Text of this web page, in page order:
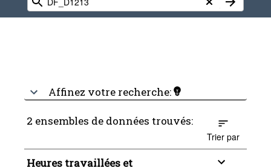
Affinez votre recherche:
2 ensembles de données trouvés:
Trier par
Heures travaillées et